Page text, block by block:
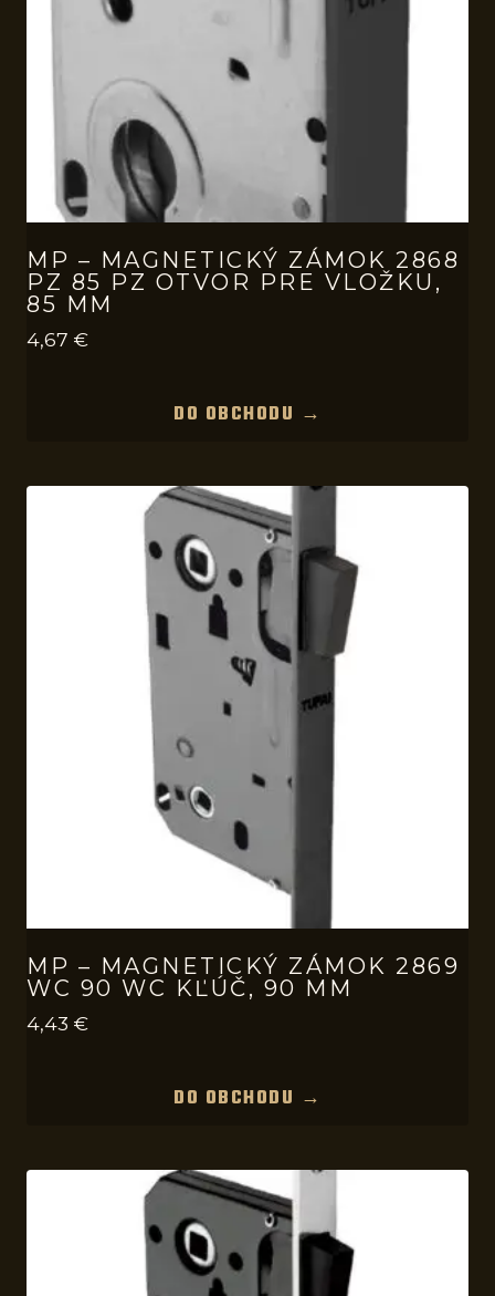
MP – MAGNETICKÝ ZÁMOK 2868
PZ 85 PZ OTVOR PRE VLOŽKU,
85 MM
4,67 €
DO OBCHODU →
MP – MAGNETICKÝ ZÁMOK 2869
WC 90 WC KĽÚČ, 90 MM
4,43 €
DO OBCHODU →